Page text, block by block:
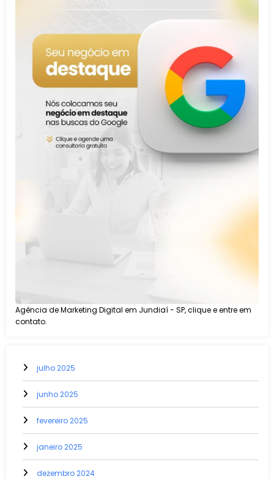
Agência de Marketing Digital em Jundiaí - SP, clique e entre em
contato.
julho 2025
junho 2025
fevereiro 2025
janeiro 2025
dezembro 2024